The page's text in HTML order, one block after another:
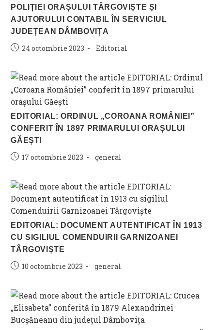
POLIȚIEI ORAȘULUI TÂRGOVIȘTE ȘI
AJUTORULUI CONTABIL ÎN SERVICIUL
JUDEȚEAN DÂMBOVIȚA
Post24 octombrie 2023
Post
Editorial
EDITORIAL: ORDINUL „COROANA ROMÂNIEI”
CONFERIT ÎN 1897 PRIMARULUI ORAȘULUI
GĂEȘTI
Post17 octombrie 2023
Post
general
EDITORIAL: DOCUMENT AUTENTIFICAT ÎN 1913
CU SIGILIUL COMENDUIRII GARNIZOANEI
TÂRGOVIȘTE
Post10 octombrie 2023
Post
general